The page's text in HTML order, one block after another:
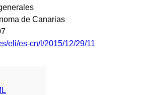
de Canarias
eli/es-cn/l/2015/12/29/11